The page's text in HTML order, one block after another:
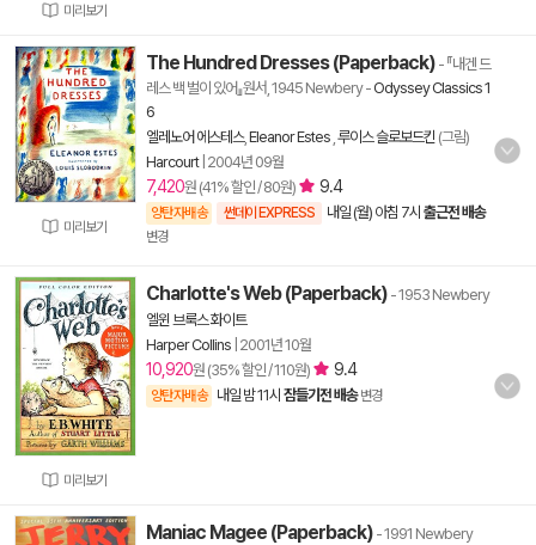
미리보기
미리보기
The Hundred Dresses (Paperback) - 『내겐 드
레스 백 벌이 있어』원서, 1945 Newbery-Odyssey Classics 1
6
엘레노어 에스테스, Eleanor Estes 루이스 슬로보드킨 (그림)
Harcourt| 2004년 09월
7,420원 (41% 할인 / 80원) 9.4
양탄자배송 썬데이 EXPRESS 내일 (월) 아침 7시 출근전 배송
변경
미리보기
Charlotte's Web (Paperback) - 1953 Newbery
엘윈 브룩스 화이트
Harper Collins 2001년 10월
10,920원 (35% 할인 / 110원) 9.4
양탄자배송 내일 밤 11시 잠들기전 배송 변경
Maniac Magee (Paperback) - 1991 Newbery